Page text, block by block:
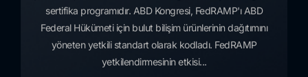
sertifika programıdır. ABD Kongresi, FedRAMP'ı ABD
Federal Hükümeti için bulut bilişim ürünlerinin dağıtımını
yöneten yetkili standart olarak kodladı. FedRAMP
yetkilendirmesinin etkisi...